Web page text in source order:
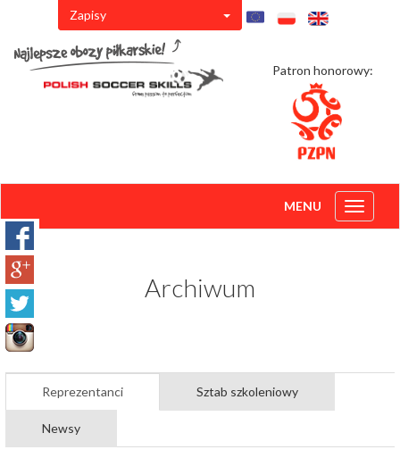
Zapisy
Patron honorowy:
Toggle
MENU
Archiwum
Reprezentanci Sztab szkoleniowy
Newsy